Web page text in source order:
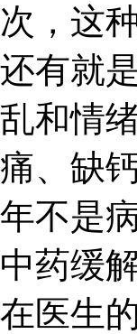
次，这
还有就
乱和情
痛、缺
年不是
中药缓
在医生